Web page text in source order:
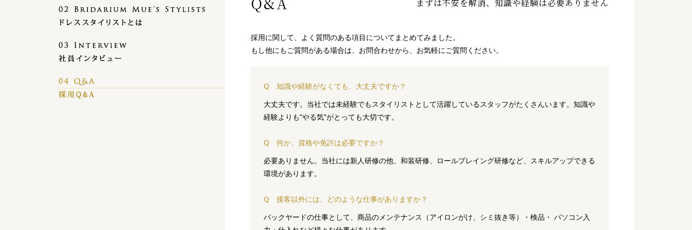
まずは不安を解消、知識や経験は必要ありません
採用に関して、よく質問のある項目についてまとめてみました。
もし他にもご質問がある場合は、 お問合わせから、お気軽にご質問ください。
Q
知識や経験がなくても、大丈夫ですか？
大丈夫です。当社では未経験でもスタイリストとして活躍しているスタッフがたくさんいます。知識や
経験よりも“やる気”がとっても大切です。
Q
何か、資格や免許は必要ですか？
必要ありません。当社には新人研修の他、和装研修、ロールプレイング研修など、スキルアップできる
環境があります。
Q
接客以外には、どのような仕事がありますか？
バックヤードの仕事として、商品のメンテナンス（アイロンがけ、シミ抜き等）・検品・ パソコン入